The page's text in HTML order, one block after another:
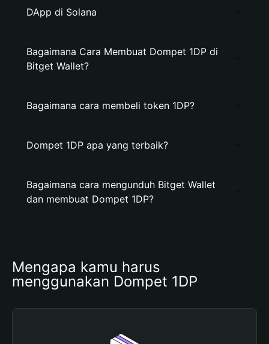
DApp di Solana
Bagaimana Cara Membuat Dompet 1DP di
Bitget Wallet?
Bagaimana cara membeli token 1DP?
Dompet 1DP apa yang terbaik?
Bagaimana cara mengunduh Bitget Wallet
dan membuat Dompet 1DP?
Mengapa kamu harus
menggunakan Dompet 1DP